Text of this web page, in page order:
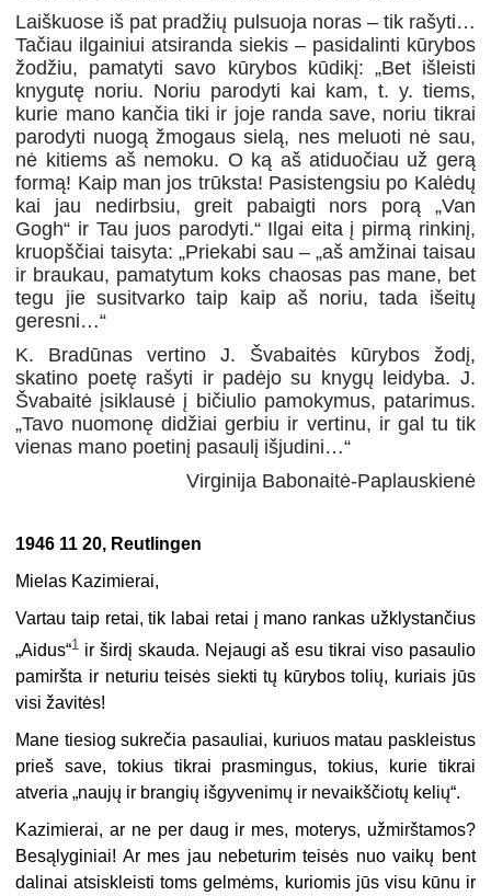
Laiškuose iš pat pradžių pulsuoja noras – tik rašyti…
Tačiau ilgainiui atsiranda siekis – pasidalinti kūrybos
žodžiu, pamatyti savo kūrybos kūdikį: „Bet išleisti
knygutę noriu. Noriu parodyti kai kam, t. y. tiems,
kurie mano kančia tiki ir joje randa save, noriu tikrai
parodyti nuogą žmogaus sielą, nes meluoti nė sau,
nė kitiems aš nemoku. O ką aš atiduočiau už gerą
formą! Kaip man jos trūksta! Pasistengsiu po Kalėdų
kai jau nedirbsiu, greit pabaigti nors porą „Van
Gogh“ ir Tau juos parodyti.“ Ilgai eita į pirmą rinkinį,
kruopščiai taisyta: „Priekabi sau – „aš amžinai taisau
ir braukau, pamatytum koks chaosas pas mane, bet
tegu jie susitvarko taip kaip aš noriu, tada išeitų
geresni…“
K. Bradūnas vertino J. Švabaitės kūrybos žodį,
skatino poetę rašyti ir padėjo su knygų leidyba. J.
Švabaitė įsiklausė į bičiulio pamokymus, patarimus.
„Tavo nuomonę didžiai gerbiu ir vertinu, ir gal tu tik
vienas mano poetinį pasaulį išjudini…“
Virginija Babonaitė-Paplauskienė
1946 11 20, Reutlingen
Mielas Kazimierai,
Vartau taip retai, tik labai retai į mano rankas užklystančius
„Aidus“1 ir širdį skauda. Nejaugi aš esu tikrai viso pasaulio
pamiršta ir neturiu teisės siekti tų kūrybos tolių, kuriais jūs
visi žavitės!
Mane tiesiog sukrečia pasauliai, kuriuos matau paskleistus
prieš save, tokius tikrai prasmingus, tokius, kurie tikrai
atveria „naujų ir brangių išgyvenimų ir nevaikščiotų kelių“.
Kazimierai, ar ne per daug ir mes, moterys, užmirštamos?
Besąlyginiai! Ar mes jau nebeturim teisės nuo vaikų bent
dalinai atsiskleisti toms gelmėms, kuriomis jūs visu kūnu ir